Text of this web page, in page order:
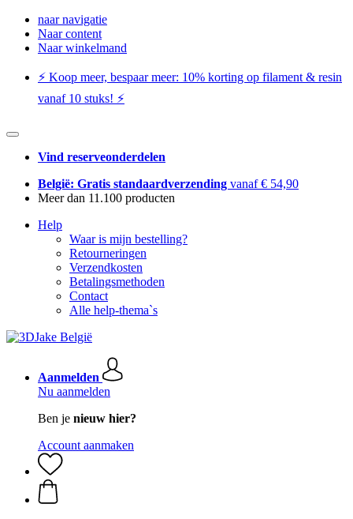
naar navigatie
Naar content
Naar winkelmand
⚡️ Koop meer, bespaar meer: ​​10% korting op filament & resin
vanaf 10 stuks! ⚡️
Vind reserveonderdelen
België: Gratis standaardverzending vanaf € 54,90
Meer dan 11.100 producten
Help
Waar is mijn bestelling?
Retourneringen
Verzendkosten
Betalingsmethoden
Contact
Alle help-thema`s
Aanmelden
Nu aanmelden
Ben je nieuw hier?
Account aanmaken